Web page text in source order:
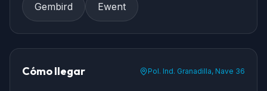
Gembird Ewent
Cómo llegar Pol. Ind. Granadilla, Nave 36